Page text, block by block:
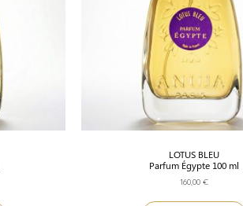
LOTUS BLEU
Parfum Égypte 100 ml
160,00 €